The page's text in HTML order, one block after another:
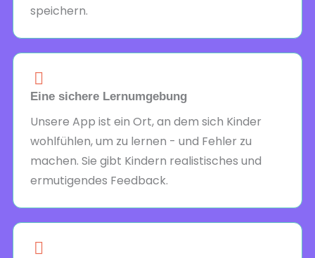
speichern.
Eine sichere Lernumgebung
Unsere App ist ein Ort, an dem sich Kinder
wohlfühlen, um zu lernen - und Fehler zu
machen. Sie gibt Kindern realistisches und
ermutigendes Feedback.